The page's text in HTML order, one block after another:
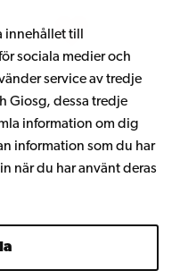
innehållet till
sociala medier och
service av tredje
Giosg, dessa tredje
information om dig
information som du har
när du har använt deras
Blog Snapchat